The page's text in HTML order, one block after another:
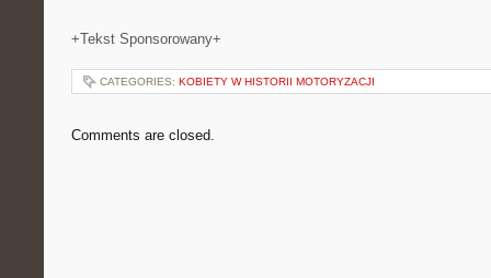
+Tekst Sponsorowany+
CATEGORIES: KOBIETY W HISTORII MOTORYZACJI
Comments are closed.